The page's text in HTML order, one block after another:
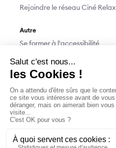
Rejoindre le réseau Ciné Relax
Autre
Se former à l'accessibilité
Devenir bénévole
Nous contacter
M'abonner/Me désabonner
Mentions légales